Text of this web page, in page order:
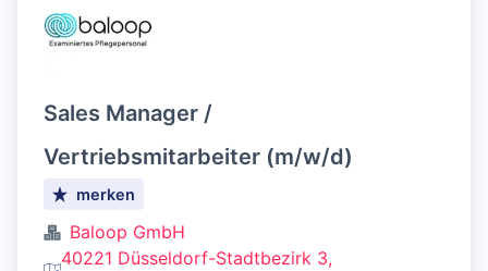
Sales Manager /
Vertriebsmitarbeiter (m/w/d)
merken
Baloop GmbH
40221 Düsseldorf-Stadtbezirk 3,